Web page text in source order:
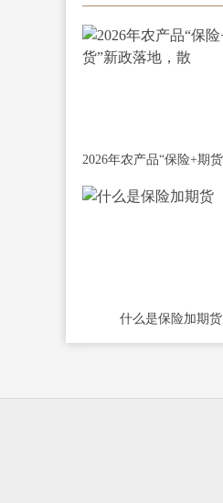
什么是保险加期货